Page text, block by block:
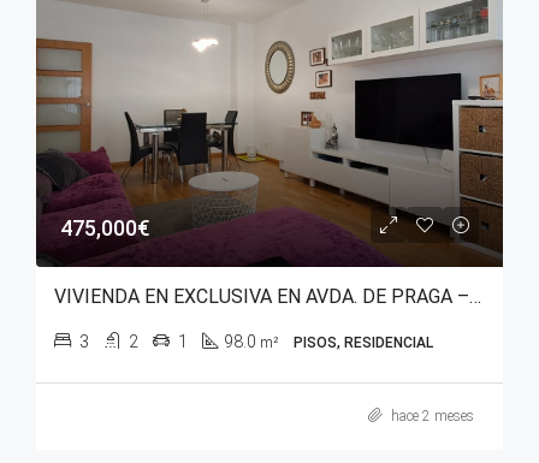
475,000€
VIVIENDA EN EXCLUSIVA EN AVDA. DE PRAGA – SALBURUA (PARQUE DEL ESTE)
3 2 1 98.0 m² PISOS, RESIDENCIAL
hace 2 meses